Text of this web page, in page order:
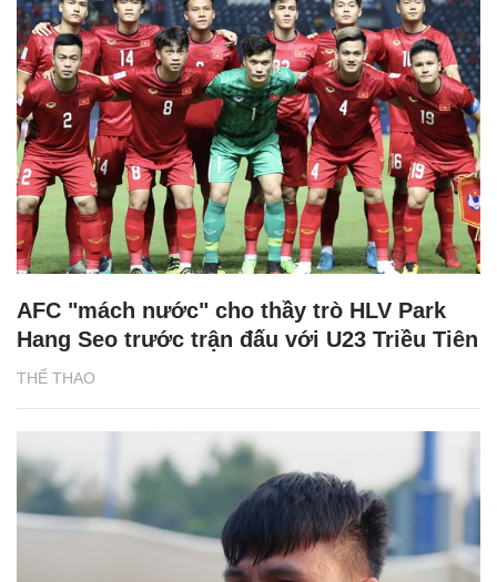
THỂ THAO
AFC "mách nước" cho thầy trò HLV Park
Hang Seo trước trận đấu với U23 Triều Tiên